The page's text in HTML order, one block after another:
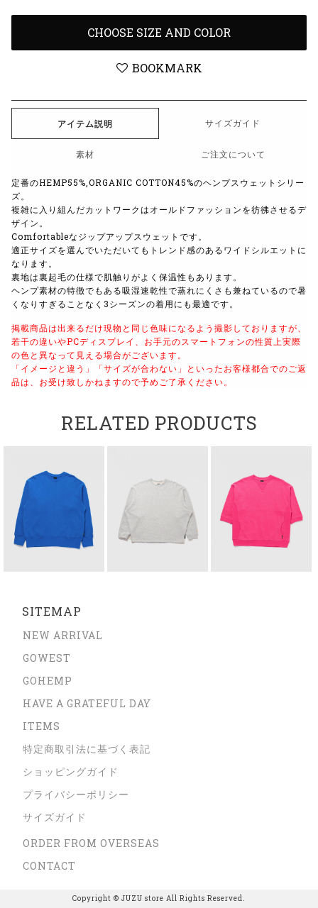
CHOOSE SIZE AND COLOR
BOOKMARK
アイテム説明 サイズガイド
素材 ご注文について
定番のHEMP55%,ORGANIC COTTON45%のヘンプスウェットシリー
ズ。
複雑に入り組んだカットワークはオールドファッションを彷彿させるデ
ザイン。
Comfortableなジップアップスウェットです。
適正サイズを選んでいただいてもトレンド感のあるワイドシルエットに
なります。
裏地は裏起毛の仕様で肌触りがよく保温性もあります。
ヘンプ素材の特徴でもある吸湿速乾性で蒸れにくさも兼ねているので暑
くなりすぎることなく3シーズンの着用にも最適です。
掲載商品は出来るだけ現物と同じ色味になるよう撮影しておりますが、
若干の違いやPCディスプレイ、お手元のスマートフォンの性質上実際
の色と異なって見える場合がございます。
「イメージと違う」「サイズが合わない」といったお客様都合でのご返
品は、お受け致しかねますので予めご了承ください。
RELATED PRODUCTS
SITEMAP
NEW ARRIVAL
GOWEST
GOHEMP
HAVE A GRATEFUL DAY
ITEMS
特定商取引法に基づく表記
ショッピングガイド
プライバシーポリシー
サイズガイド
ORDER FROM OVERSEAS
CONTACT
Copyright © JUZU store All Rights Reserved.